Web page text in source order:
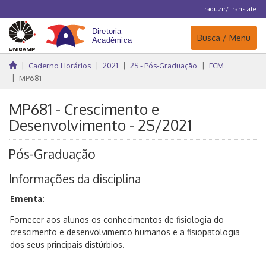
Traduzir/Translate
Navegação
Busca / Menu
Caderno Horários 2021 2S - Pós-Graduação
FCM
MP681
MP681 - Crescimento e
Desenvolvimento - 2S/2021
Pós-Graduação
Informações da disciplina
Ementa:
Fornecer aos alunos os conhecimentos de fisiologia do
crescimento e desenvolvimento humanos e a fisiopatologia
dos seus principais distúrbios.